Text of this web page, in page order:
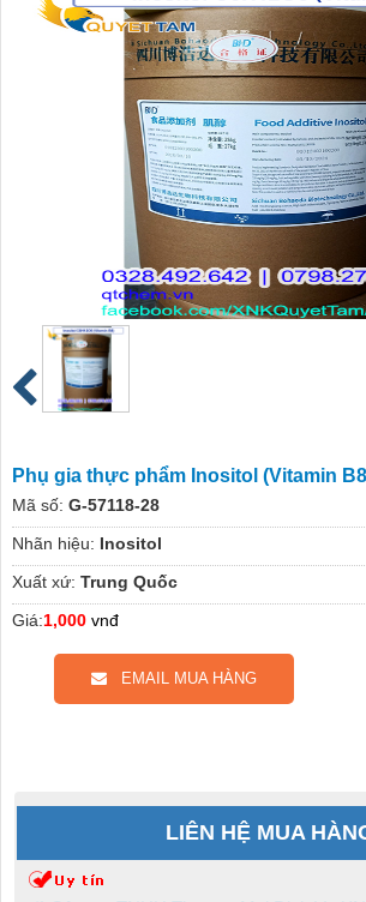
Phụ gia thực phẩm Inositol (Vitamin
Mã số: G-57118-28
Nhãn hiệu: Inositol
Xuất xứ: Trung Quốc
Giá:1,000 vnđ
EMAIL MUA HÀNG
LIÊN HỆ MUA